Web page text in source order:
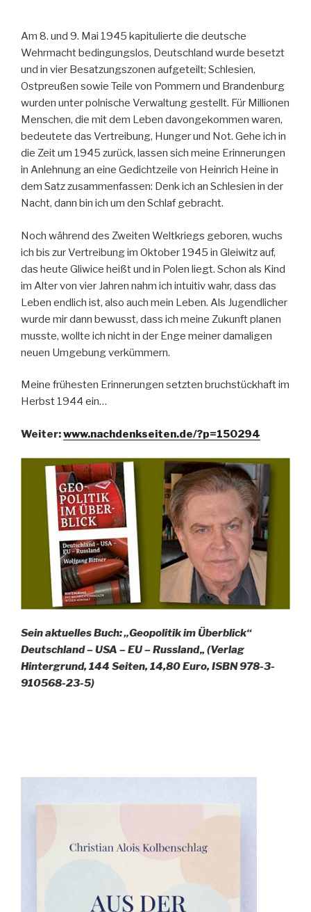
Am 8. und 9. Mai 1945 kapitulierte die deutsche
Wehrmacht bedingungslos, Deutschland wurde besetzt
und in vier Besatzungszonen aufgeteilt; Schlesien,
Ostpreußen sowie Teile von Pommern und Brandenburg
wurden unter polnische Verwaltung gestellt. Für Millionen
Menschen, die mit dem Leben davongekommen waren,
bedeutete das Vertreibung, Hunger und Not. Gehe ich in
die Zeit um 1945 zurück, lassen sich meine Erinnerungen
in Anlehnung an eine Gedichtzeile von Heinrich Heine in
dem Satz zusammenfassen: Denk ich an Schlesien in der
Nacht, dann bin ich um den Schlaf gebracht.
Noch während des Zweiten Weltkriegs geboren, wuchs
ich bis zur Vertreibung im Oktober 1945 in Gleiwitz auf,
das heute Gliwice heißt und in Polen liegt. Schon als Kind
im Alter von vier Jahren nahm ich intuitiv wahr, dass das
Leben endlich ist, also auch mein Leben. Als Jugendlicher
wurde mir dann bewusst, dass ich meine Zukunft planen
musste, wollte ich nicht in der Enge meiner damaligen
neuen Umgebung verkümmern.
Meine frühesten Erinnerungen setzten bruchstückhaft im
Herbst 1944 ein…
Weiter:www.nachdenkseiten.de/?p=150294
Sein aktuelles Buch: „Geopolitik im Überblick“
Deutschland – USA – EU – Russland„ (Verlag
Hintergrund, 144 Seiten, 14,80 Euro, ISBN 978-3-
910568-23-5)